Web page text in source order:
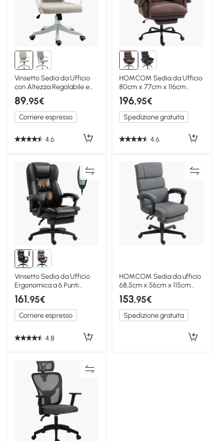
Vinsetto Sedia da Ufficio
con Altezza Regolabile e
Dondolo Beige
89,95€
Corriere espresso
4.6
HOMCOM Sedia da Ufficio
80cm x 77cm x 116cm
Marrone-Caffè
196,95€
Spedizione gratuita
4.6
Vinsetto Sedia da Ufficio
Ergonomica a 6 Punti
Massaggianti Nera
161,95€
Corriere espresso
4.8
HOMCOM Sedia da ufficio
68,5cm x 56cm x 115cm
Grigio scuro
153,95€
Spedizione gratuita